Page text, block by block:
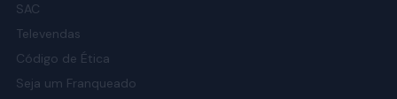
SAC
Televendas
Código de Ética
Seja um Franqueado